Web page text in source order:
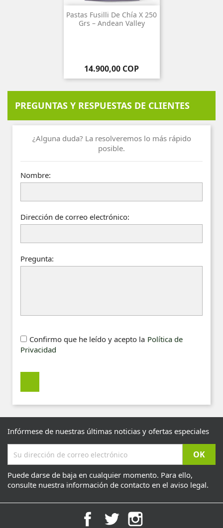
Pastas Fusilli De Chía X 250
Grs – Andean Valley
Precio
14.900,00 COP
PREGUNTAS Y RESPUESTAS DE CLIENTES
¿Alguna duda? La resolveremos lo más rápido
posible.
Nombre:
Dirección de correo electrónico:
Pregunta:
Confirmo que he leído y acepto la Política de
Privacidad
Infórmese de nuestras últimas noticias y ofertas especiales
Puede darse de baja en cualquier momento. Para ello,
consulte nuestra información de contacto en el aviso legal.
FacebookTwitter